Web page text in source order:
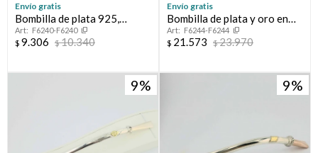
Envío gratis
Bombilla de plata 925,
modelo CRIOLLA.
F6240-F6240
$ 9.306 $10.340
Envío gratis
Bombilla de plata y oro en
dos tonos.
F6244-F6244
$ 21.573 $23.970
9 9